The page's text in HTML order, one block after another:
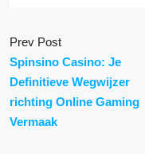
Prev Post
Spinsino Casino: Je
Definitieve Wegwijzer
richting Online Gaming
Vermaak